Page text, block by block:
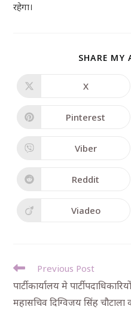
रहेगा।
SHARE MY
X
Pinterest
Viber
Reddit
Viadeo
Previous Post
पार्टी कार्यालय मे पार्टी
महासचिव दिग्विजय सिंह चौटाला